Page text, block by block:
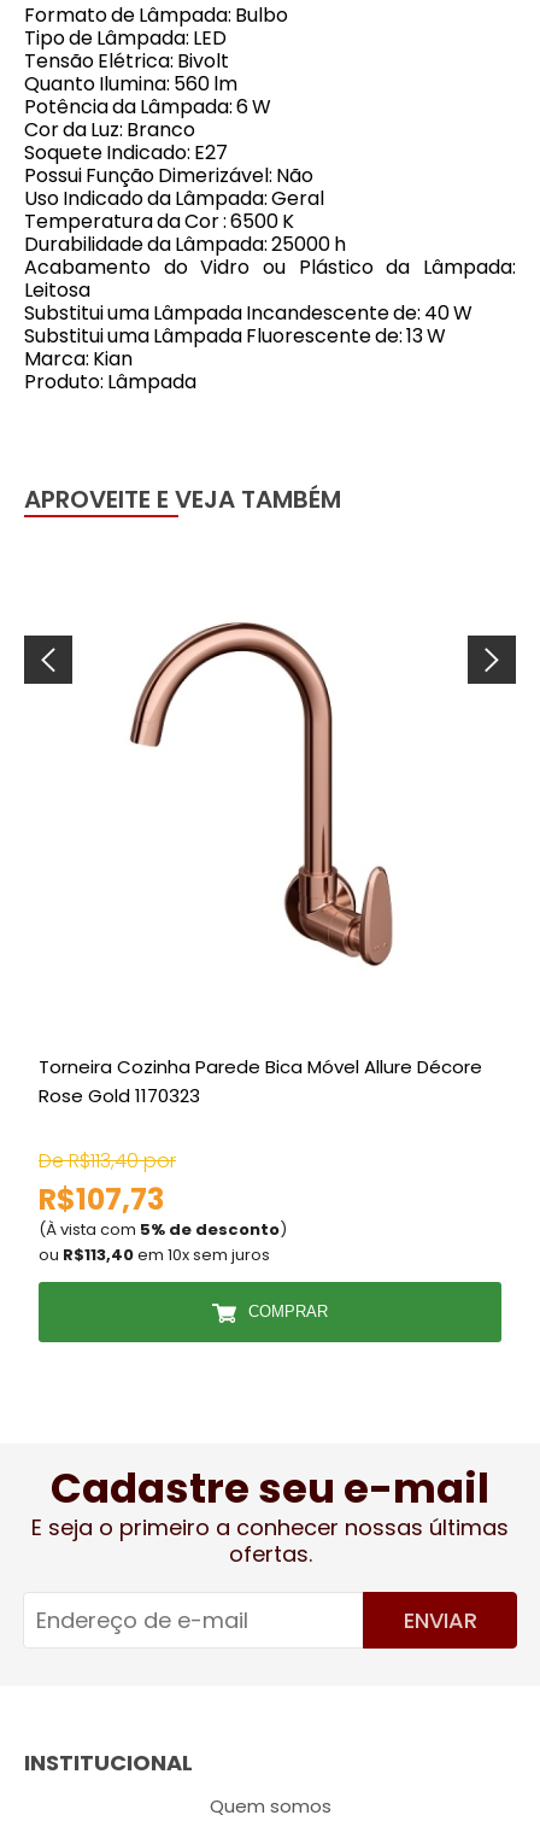
Formato de Lâmpada: Bulbo
Tipo de Lâmpada: LED
Tensão Elétrica: Bivolt
Quanto Ilumina: 560 lm
Potência da Lâmpada: 6 W
Cor da Luz: Branco
Soquete Indicado: E27
Possui Função Dimerizável: Não
Uso Indicado da Lâmpada: Geral
Temperatura da Cor : 6500 K
Durabilidade da Lâmpada: 25000 h
Acabamento do Vidro ou Plástico da Lâmpada:
Leitosa
Substitui uma Lâmpada Incandescente de: 40 W
Substitui uma Lâmpada Fluorescente de: 13 W
Marca: Kian
Produto: Lâmpada
APROVEITE E VEJA TAMBÉM
Torneira Cozinha Parede Bica Móvel Allure Décore
Rose Gold 1170323
De R$113,40 por
R$107,73
(À vista com 5% de desconto)
ou R$113,40em 10x sem juros
COMPRAR
Cadastre seu e-mail
E seja o primeiro a conhecer nossas últimas
ofertas.
ENVIAR
INSTITUCIONAL
Quem somos